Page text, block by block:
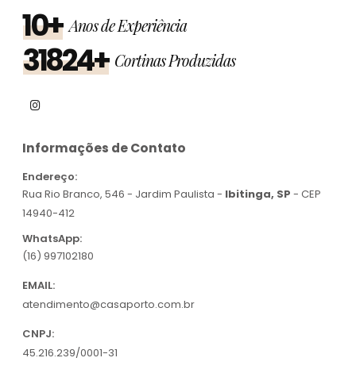
10+ Anos de Experiência
31824+ Cortinas Produzidas
Informações de Contato
Endereço:
Rua Rio Branco, 546 - Jardim Paulista - Ibitinga, SP - CEP
14940-412
WhatsApp:
(16) 997102180
EMAIL:
atendimento@casaporto.com.br
CNPJ:
45.216.239/0001-31